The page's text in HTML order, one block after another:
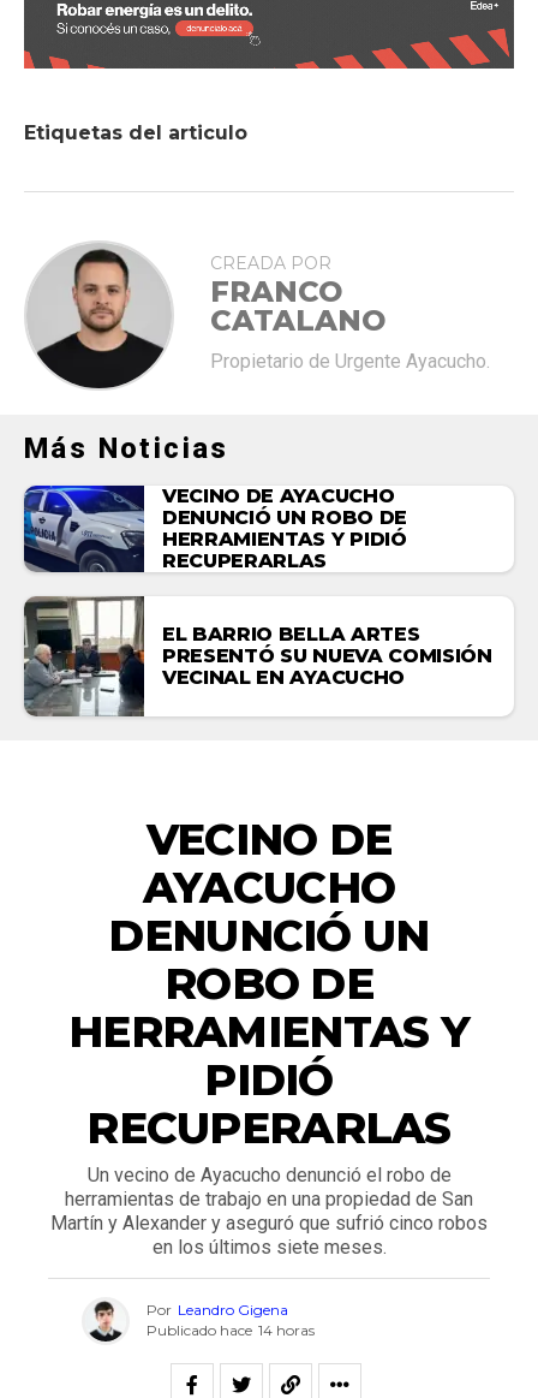
Etiquetas del articulo
CREADA POR
FRANCO
CATALANO
Propietario de Urgente Ayacucho.
Más Noticias
VECINO DE AYACUCHO
DENUNCIÓ UN ROBO DE
HERRAMIENTAS Y PIDIÓ
RECUPERARLAS
EL BARRIO BELLA ARTES
PRESENTÓ SU NUEVA COMISIÓN
VECINAL EN AYACUCHO
VECINO DE
AYACUCHO
DENUNCIÓ UN
ROBO DE
HERRAMIENTAS Y
PIDIÓ
RECUPERARLAS
Un vecino de Ayacucho denunció el robo de
herramientas de trabajo en una propiedad de San
Martín y Alexander y aseguró que sufrió cinco robos
en los últimos siete meses.
Por Leandro Gigena
Publicado hace 14 horas